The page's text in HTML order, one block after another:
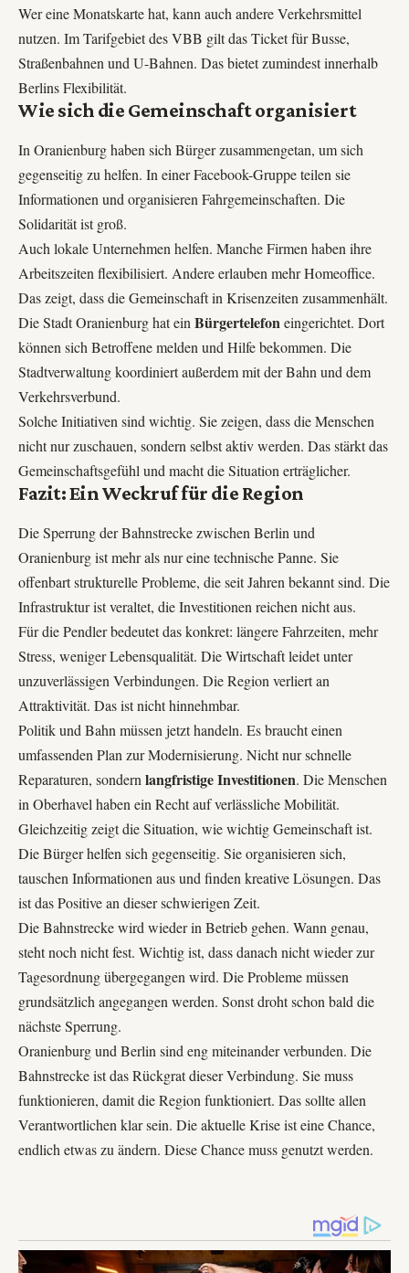
Wer eine Monatskarte hat, kann auch andere Verkehrsmittel
nutzen. Im Tarifgebiet des VBB gilt das Ticket für Busse,
Straßenbahnen und U-Bahnen. Das bietet zumindest innerhalb
Berlins Flexibilität.
Wie sich die Gemeinschaft organisiert
In Oranienburg haben sich Bürger zusammengetan, um sich
gegenseitig zu helfen. In einer Facebook-Gruppe teilen sie
Informationen und organisieren Fahrgemeinschaften. Die
Solidarität ist groß.
Auch lokale Unternehmen helfen. Manche Firmen haben ihre
Arbeitszeiten flexibilisiert. Andere erlauben mehr Homeoffice.
Das zeigt, dass die Gemeinschaft in Krisenzeiten zusammenhält.
Die Stadt Oranienburg hat ein Bürgertelefoneingerichtet. Dort
können sich Betroffene melden und Hilfe bekommen. Die
Stadtverwaltung koordiniert außerdem mit der Bahn und dem
Verkehrsverbund.
Solche Initiativen sind wichtig. Sie zeigen, dass die Menschen
nicht nur zuschauen, sondern selbst aktiv werden. Das stärkt das
Gemeinschaftsgefühl und macht die Situation erträglicher.
Fazit: Ein Weckruf für die Region
Die Sperrung der Bahnstrecke zwischen Berlin und
Oranienburg ist mehr als nur eine technische Panne. Sie
offenbart strukturelle Probleme, die seit Jahren bekannt sind. Die
Infrastruktur ist veraltet, die Investitionen reichen nicht aus.
Für die Pendler bedeutet das konkret: längere Fahrzeiten, mehr
Stress, weniger Lebensqualität. Die Wirtschaft leidet unter
unzuverlässigen Verbindungen. Die Region verliert an
Attraktivität. Das ist nicht hinnehmbar.
Politik und Bahn müssen jetzt handeln. Es braucht einen
umfassenden Plan zur Modernisierung. Nicht nur schnelle
Reparaturen, sondernlangfristige Investitionen. Die Menschen
in Oberhavel haben ein Recht auf verlässliche Mobilität.
Gleichzeitig zeigt die Situation, wie wichtig Gemeinschaft ist.
Die Bürger helfen sich gegenseitig. Sie organisieren sich,
tauschen Informationen aus und finden kreative Lösungen. Das
ist das Positive an dieser schwierigen Zeit.
Die Bahnstrecke wird wieder in Betrieb gehen. Wann genau,
steht noch nicht fest. Wichtig ist, dass danach nicht wieder zur
Tagesordnung übergegangen wird. Die Probleme müssen
grundsätzlich angegangen werden. Sonst droht schon bald die
nächste Sperrung.
Oranienburg und Berlin sind eng miteinander verbunden. Die
Bahnstrecke ist das Rückgrat dieser Verbindung. Sie muss
funktionieren, damit die Region funktioniert. Das sollte allen
Verantwortlichen klar sein. Die aktuelle Krise ist eine Chance,
endlich etwas zu ändern. Diese Chance muss genutzt werden.